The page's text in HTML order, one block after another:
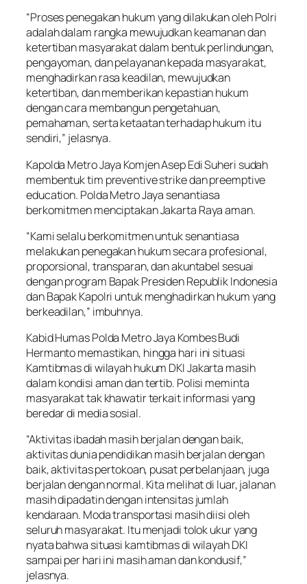
“Proses penegakan hukum yang dilakukan oleh Polri
adalah dalam rangka mewujudkan keamanan dan
ketertiban masyarakat dalam bentuk perlindungan,
pengayoman, dan pelayanan kepada masyarakat,
menghadirkan rasa keadilan, mewujudkan
ketertiban, dan memberikan kepastian hukum
dengan cara membangun pengetahuan,
pemahaman, serta ketaatan terhadap hukum itu
sendiri,” jelasnya.
Kapolda Metro Jaya Komjen Asep Edi Suheri sudah
membentuk tim preventive strike dan preemptive
education. Polda Metro Jaya senantiasa
berkomitmen menciptakan Jakarta Raya aman.
“Kami selalu berkomitmen untuk senantiasa
melakukan penegakan hukum secara profesional,
proporsional, transparan, dan akuntabel sesuai
dengan program Bapak Presiden Republik Indonesia
dan Bapak Kapolri untuk menghadirkan hukum yang
berkeadilan,” imbuhnya.
Kabid Humas Polda Metro Jaya Kombes Budi
Hermanto memastikan, hingga hari ini situasi
Kamtibmas di wilayah hukum DKI Jakarta masih
dalam kondisi aman dan tertib. Polisi meminta
masyarakat tak khawatir terkait informasi yang
beredar di media sosial.
“Aktivitas ibadah masih berjalan dengan baik,
aktivitas dunia pendidikan masih berjalan dengan
baik, aktivitas pertokoan, pusat perbelanjaan, juga
berjalan dengan normal. Kita melihat di luar, jalanan
masih dipadatin dengan intensitas jumlah
kendaraan. Moda transportasi masih diisi oleh
seluruh masyarakat. Itu menjadi tolok ukur yang
nyata bahwa situasi kamtibmas di wilayah DKI
sampai per hari ini masih aman dan kondusif,”
jelasnya.